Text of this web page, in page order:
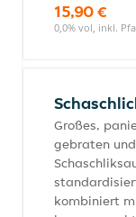
15,90 €
0,0% vol, inkl.
Großes,
gebraten
kombiniert